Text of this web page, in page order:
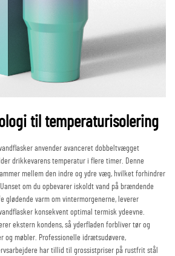
til temperaturisolering
anvender avanceret dobbeltvægget
drikkevarens temperatur i flere timer. Denne
mellem den indre og ydre væg, hvilket forhindrer
om du opbevarer iskoldt vand på brændende
glødende varm om vintermorgenerne, leverer
konsekvent optimal termisk ydeevne.
ekstern kondens, så yderfladen forbliver tør og
og møbler. Professionelle idrætsudøvere,
har tillid til grossistpriser på rustfrit stål